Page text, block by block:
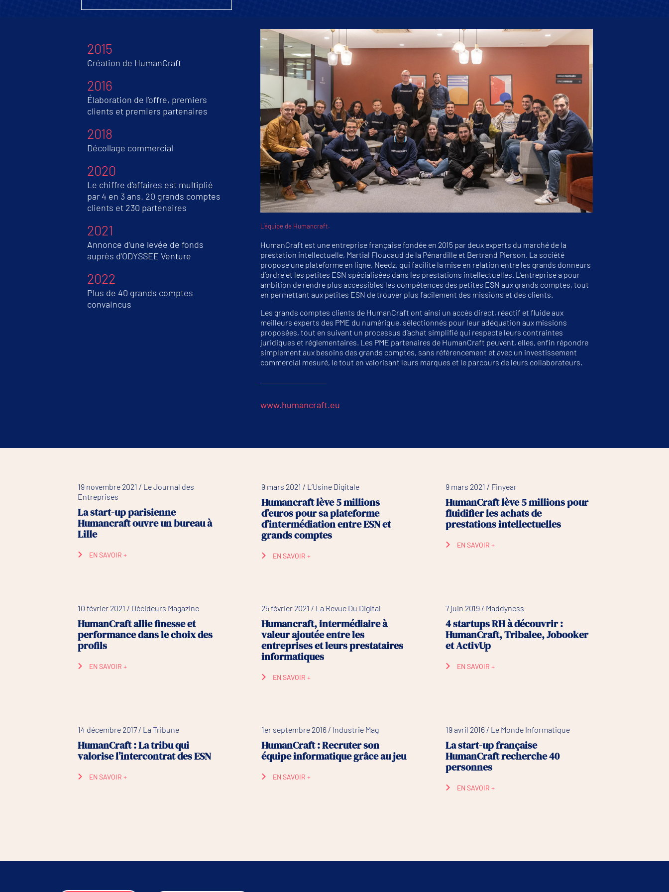
2015
Création de HumanCraft
2016
Élaboration de l’offre, premiers
clients et premiers partenaires
2018
Décollage commercial
2020
Le chiffre d’affaires est multiplié
par 4 en 3 ans. 20 grands comptes
clients et 230 partenaires
2021
Annonce d’une levée de fonds
auprès d’ODYSSEE Venture
2022
Plus de 40 grands comptes
convaincus
L’équipe de Humancraft.
HumanCraft est une entreprise française fondée en 2015 par deux experts du marché de la
prestation intellectuelle, Martial Floucaud de la Pénardille et Bertrand Pierson. La société
propose une plateforme en ligne, Needz, qui facilite la mise en relation entre les grands donneurs
d’ordre et les petites ESN spécialisées dans les prestations intellectuelles. L’entreprise a pour
ambition de rendre plus accessibles les compétences des petites ESN aux grands comptes, tout
en permettant aux petites ESN de trouver plus facilement des missions et des clients.
Les grands comptes clients de HumanCraft ont ainsi un accès direct, réactif et fluide aux
meilleurs experts des PME du numérique, sélectionnés pour leur adéquation aux missions
proposées, tout en suivant un processus d’achat simplifié qui respecte leurs contraintes
juridiques et réglementaires. Les PME partenaires de HumanCraft peuvent, elles, enfin répondre
simplement aux besoins des grands comptes, sans référencement et avec un investissement
commercial mesuré, le tout en valorisant leurs marques et le parcours de leurs collaborateurs.
www.humancraft.eu
19 novembre 2021 / Le Journal des
Entreprises
La start-up parisienne
Humancraft ouvre un bureau à
Lille
EN SAVOIR +
9 mars 2021 / L’Usine Digitale
Humancraft lève 5 millions
d’euros pour sa plateforme
d’intermédiation entre ESN et
grands comptes
EN SAVOIR +
9 mars 2021 / Finyear
HumanCraft lève 5 millions pour
fluidifier les achats de
prestations intellectuelles
EN SAVOIR +
10 février 2021 / Décideurs Magazine
HumanCraft allie finesse et
performance dans le choix des
profils
EN SAVOIR +
25 février 2021 / La Revue Du Digital
Humancraft, intermédiaire à
valeur ajoutée entre les
entreprises et leurs prestataires
informatiques
EN SAVOIR +
7 juin 2019 / Maddyness
4 startups RH à découvrir :
HumanCraft, Tribalee, Jobooker
et ActivUp
EN SAVOIR +
14 décembre 2017 / La Tribune
HumanCraft : La tribu qui
valorise l’intercontrat des ESN
EN SAVOIR +
1er septembre 2016 / Industrie Mag
HumanCraft : Recruter son
équipe informatique grâce au jeu
EN SAVOIR +
19 avril 2016 / Le Monde Informatique
La start-up française
HumanCraft recherche 40
personnes
EN SAVOIR +